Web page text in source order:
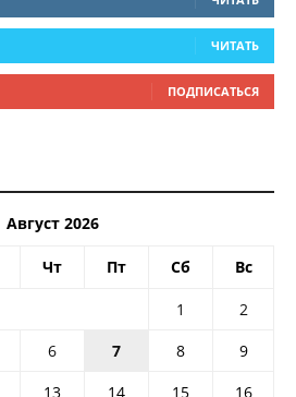
ЧИТАТЬ
ПОДПИСАТЬСЯ
Август 2026
Чт Пт Сб Вс
1
2
6 7 8
9
13 14 15
16